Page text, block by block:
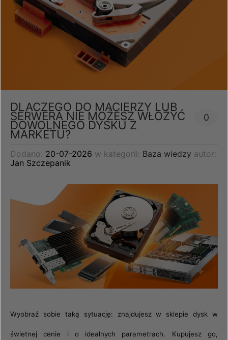
DLACZEGO DO MACIERZY LUB
SERWERA NIE MOŻESZ WŁOŻYĆ
DOWOLNEGO DYSKU Z
MARKETU?
0
Dodano: 20-07-2026 w kategorii: Baza wiedzy autor:
Jan Szczepanik
Wyobraź sobie taką sytuację: znajdujesz w sklepie dysk w
świetnej cenie i o idealnych parametrach. Kupujesz go,